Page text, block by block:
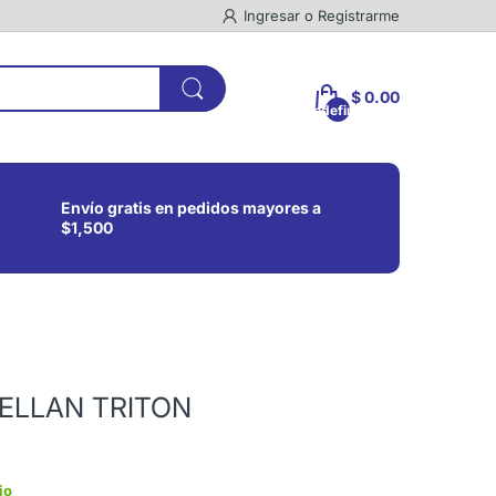
Ingresar o Registrarme
undefined
$ 0.00
Envío gratis en pedidos mayores a
$1,500
TRITON